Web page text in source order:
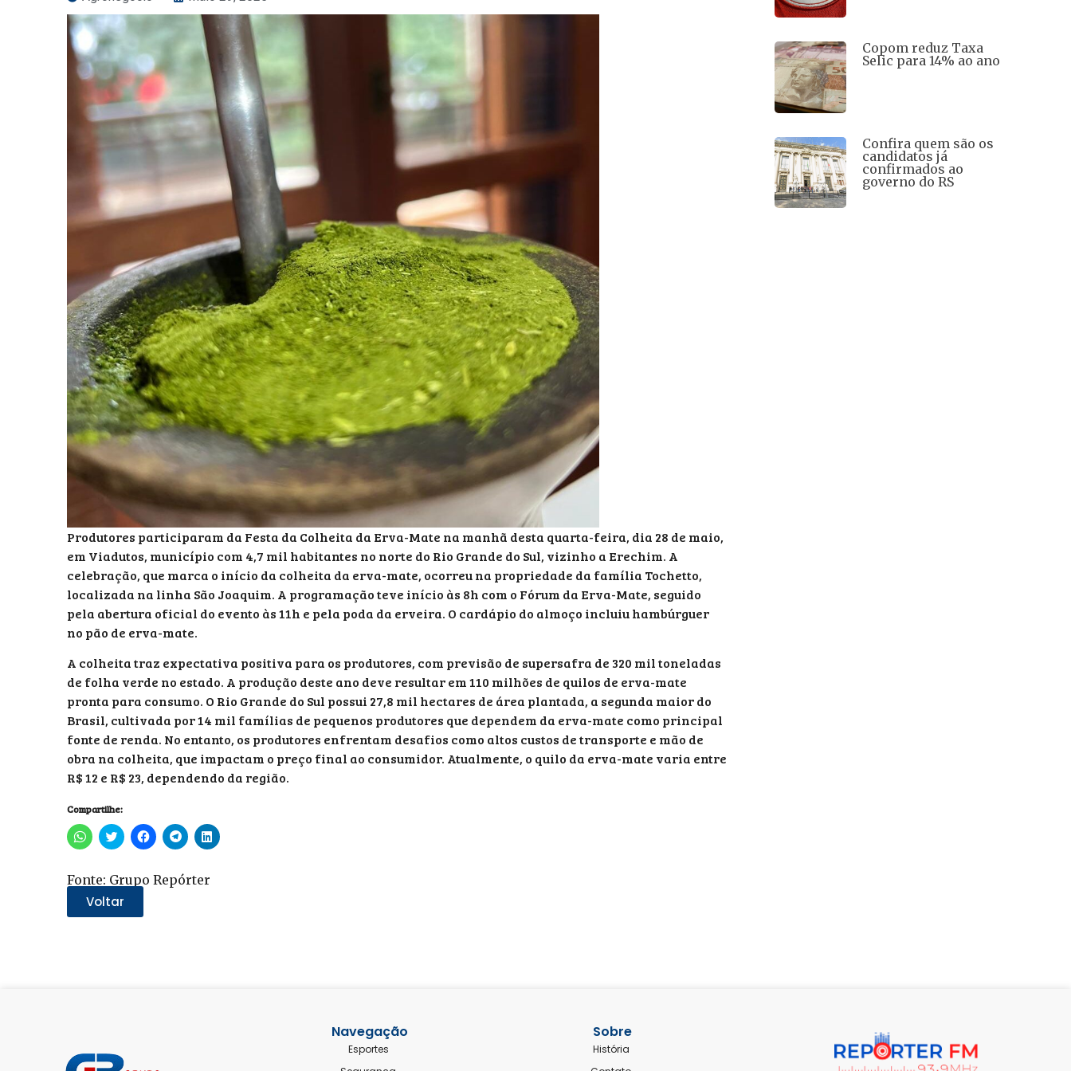
Produtores participaram da Festa da Colheita da Erva-Mate na manhã desta quarta-feira, dia 28 de maio,
em Viadutos, município com 4,7 mil habitantes no norte do Rio Grande do Sul, vizinho a Erechim. A
celebração, que marca o início da colheita da erva-mate, ocorreu na propriedade da família Tochetto,
localizada na linha São Joaquim. A programação teve início às 8h com o Fórum da Erva-Mate, seguido
pela abertura oficial do evento às 11h e pela poda da erveira. O cardápio do almoço incluiu hambúrguer
no pão de erva-mate.
A colheita traz expectativa positiva para os produtores, com previsão de supersafra de 320 mil toneladas
de folha verde no estado. A produção deste ano deve resultar em 110 milhões de quilos de erva-mate
pronta para consumo. O Rio Grande do Sul possui 27,8 mil hectares de área plantada, a segunda maior do
Brasil, cultivada por 14 mil famílias de pequenos produtores que dependem da erva-mate como principal
fonte de renda. No entanto, os produtores enfrentam desafios como altos custos de transporte e mão de
obra na colheita, que impactam o preço final ao consumidor. Atualmente, o quilo da erva-mate varia entre
R$ 12 e R$ 23, dependendo da região.
Compartilhe:
Clique
para
WhatsApp(abre
em
nova
janela)
Clique
para
Twitter(abre
em
nova
janela)
Clique
para
Facebook(abre
em
Clique
para
Telegram(abre
em
Clique
para
Fonte: Grupo Repórter
Voltar
Copom reduz Taxa
Selic para 14% ao ano
Confira quem são os
candidatos já
confirmados ao
governo do RS
Navegação
Esportes
Sobre
História